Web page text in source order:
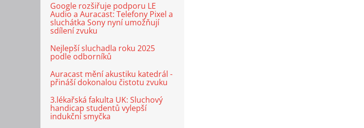
Google rozšiřuje podporu LE
Audio a Auracast: Telefony Pixel a
sluchátka Sony nyní umožňují
sdílení zvuku
Nejlepší sluchadla roku 2025
podle odborníků
Auracast mění akustiku katedrál -
přináší dokonalou čistotu zvuku
3.lékařská fakulta UK: Sluchový
handicap studentů vylepší
indukční smyčka